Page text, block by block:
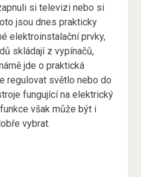
si televizi nebo si
jsou dnes prakticky
elektroinstalační prvky,
skládají z vypínačů,
jde o praktická
regulovat světlo nebo do
fungující na elektrický
však může být i
vybrat.